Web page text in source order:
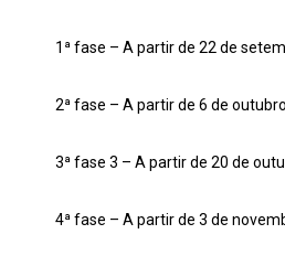
1ª fase – A partir de 22 de
2ª fase – A partir de 6 de
3ª fase 3 – A partir de 20 de
4ª fase – A partir de 3 de